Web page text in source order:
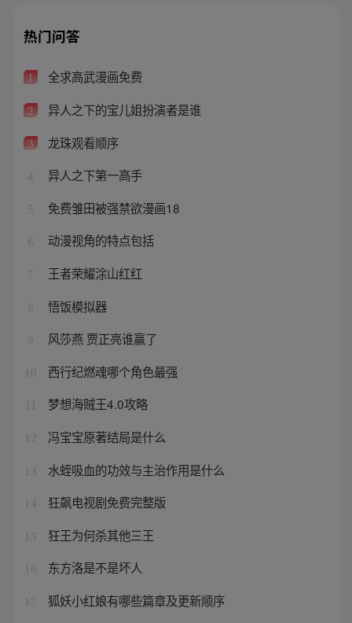
热门问答
1 全求高武漫画免费
2 异人之下的宝儿姐扮演者是谁
3 龙珠观看顺序
4 异人之下第一高手
5 免费雏田被强禁欲漫画18
6 动漫视角的特点包括
7 王者荣耀涂山红红
8 悟饭模拟器
9 风莎燕 贾正亮谁赢了
10 西行纪燃魂哪个角色最强
梦想海贼王4.0攻略
12 冯宝宝原著结局是什么
13 水蛭吸血的功效与主治作用是什么
14 狂飙电视剧免费完整版
15 狂王为何杀其他三王
16 东方洛是不是坏人
17 狐妖小红娘有哪些篇章及更新顺序